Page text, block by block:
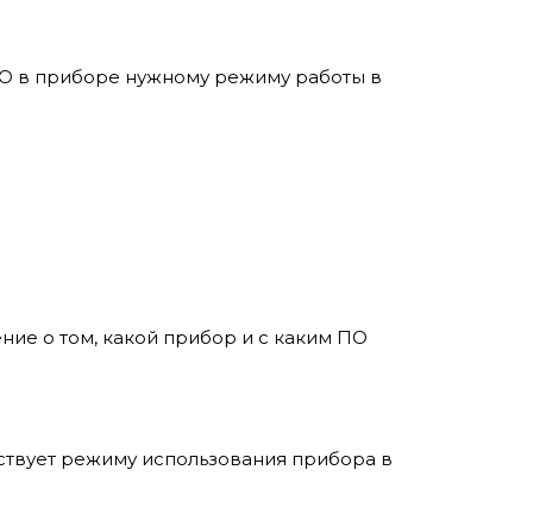
в приборе нужному режиму работы в
о том, какой прибор и с каким ПО
режиму использования прибора в